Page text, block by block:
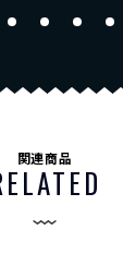
関連商品